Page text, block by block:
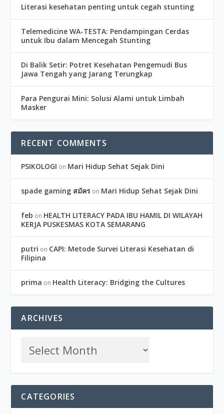
Literasi kesehatan penting untuk cegah stunting
Telemedicine WA-TESTA: Pendampingan Cerdas
untuk Ibu dalam Mencegah Stunting
Di Balik Setir: Potret Kesehatan Pengemudi Bus
Jawa Tengah yang Jarang Terungkap
Para Pengurai Mini: Solusi Alami untuk Limbah
Masker
RECENT COMMENTS
PSIKOLOGI on Mari Hidup Sehat Sejak Dini
spade gaming สมัคร on Mari Hidup Sehat Sejak Dini
feb on HEALTH LITERACY PADA IBU HAMIL DI WILAYAH
KERJA PUSKESMAS KOTA SEMARANG
putri on CAPI: Metode Survei Literasi Kesehatan di
Filipina
prima on Health Literacy: Bridging the Cultures
ARCHIVES
CATEGORIES